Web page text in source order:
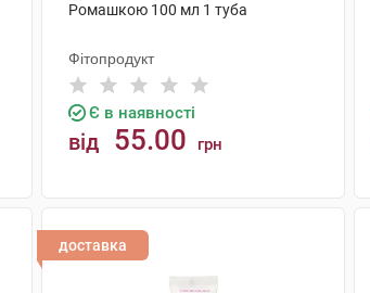
Ромашкою 100 мл 1 туба
Фітопродукт
Є в наявності
від 55.00 грн
доставка